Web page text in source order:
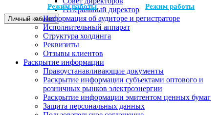
Режим работы
Режим работы
Личный кабинет
Генеральный директор
Информация об аудиторе и регистраторе
Исполнительный аппарат
Структура холдинга
Реквизиты
Отзывы клиентов
Раскрытие информации
Правоустанавливающие документы
Раскрытие информации субъектами оптового и
розничных рынков электроэнергии
Раскрытие информации эмитентом ценных бумаг
Защита персональных данных